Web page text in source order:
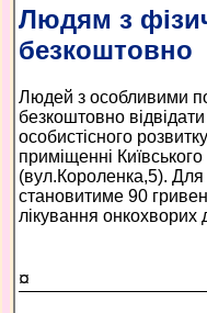
Людям з
безкоштовно
Людей з особливими
безкоштовно
особистісного
приміщенні Київського
(вул.Короленка,5). Для
становитиме 90
лікування онкохворих
¤